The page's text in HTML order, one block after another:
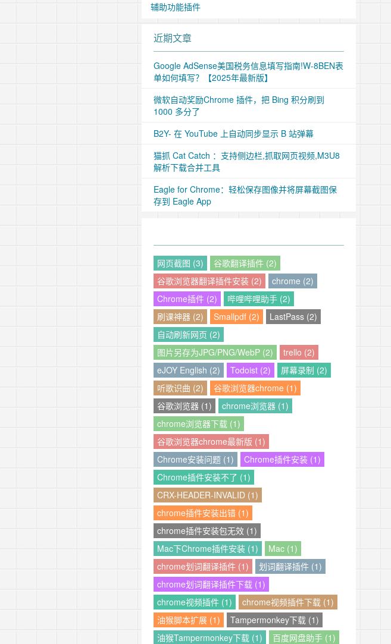
辅助功能插件
近期文章
Google AdSense美国税务信息填写指南!W-8BEN表
单如何填写？【2025年最新版】
微软自动奖励Chrome 插件，把 Bing 积分刷到
1000 多分了
B2Y- 在 YouTube 上自动同步显示 B 站弹幕
猫抓 Cat Catch ：支持侧边栏,抓取网页视频,M3U8
解析下载合并工具
Eagle for Chrome：轻松保存图像并将屏幕截图保
存到 Eagle App
网页截图 (3)
谷歌翻译插件 (2)
谷歌浏览器翻译插件安装 (2)
chrome (2)
Chrome插件 (2)
哔哩哔哩助手 (2)
刷课神器 (2)
Smallpdf (2)
LastPass (2)
自动刷新网页 (2)
图片另存为JPG/PNG/WebP (2)
trello (2)
eJOY English (2)
Todoist (2)
屏幕录制 (2)
听歌识曲 (2)
谷歌浏览器chrome (1)
谷歌浏览器 (1)
chrome浏览器 (1)
chrome浏览器下载 (1)
谷歌浏览器chrome最新版 (1)
Chrome安装问题 (1)
Chrome插件安装 (1)
Chrome插件安装不了 (1)
CRX-HEADER-INVALID (1)
chrome插件安装出错 (1)
chrome插件安装包无效 (1)
Mac下Chrome插件安装 (1)
Mac (1)
chrome划词翻译插件 (1)
划词翻译插件 (1)
chrome划词翻译插件下载 (1)
chrome视频插件 (1)
chrome视频插件下载 (1)
油猴脚本扩展 (1)
Tampermonkey下载 (1)
油猴Tampermonkey下载 (1)
百度网盘助手 (1)